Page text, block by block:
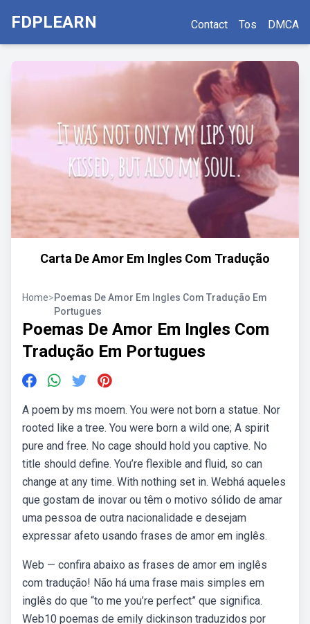
FDPLEARN Contact Tos DMCA
Carta De Amor Em Ingles Com Tradução
Home>Poemas De Amor Em Ingles Com Tradução Em
Portugues
Poemas De Amor Em Ingles Com
Tradução Em Portugues
A poem by ms moem. You were not born a statue. Nor
rooted like a tree. You were born a wild one; A spirit
pure and free. No cage should hold you captive. No
title should define. You’re flexible and fluid, so can
change at any time. With nothing set in. Webhá aqueles
que gostam de inovar ou têm o motivo sólido de amar
uma pessoa de outra nacionalidade e desejam
expressar afeto usando frases de amor em inglês.
Web — confira abaixo as frases de amor em inglês
com tradução! Não há uma frase mais simples em
inglês do que “to me you’re perfect” que significa.
Web10 poemas de emily dickinson traduzidos por